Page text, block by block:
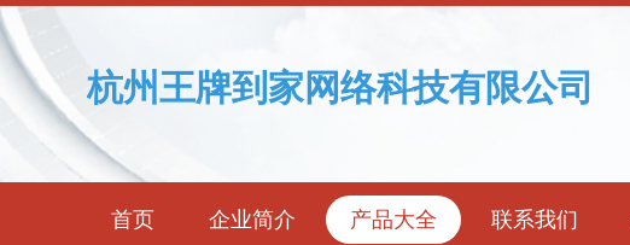
杭州王牌到家网络科技有限公司
首页 企业简介 产品大全 联系我们